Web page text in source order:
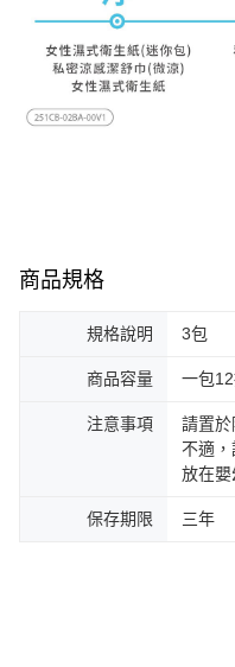
商品規格
規格說明 3包
商品容量 一包
注意事項
請置
不適
放在
保存期限 三年